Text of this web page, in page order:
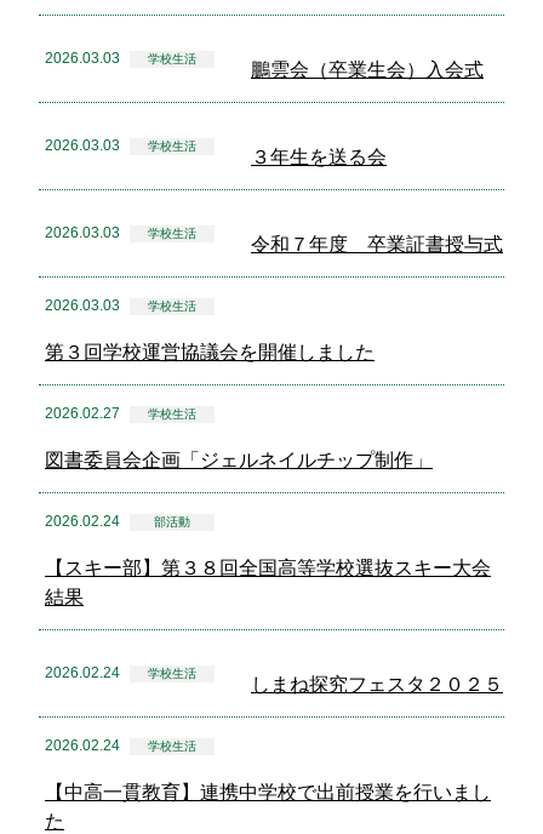
2026.03.03 学校生活 鵬雲会（卒業生会）入会式
2026.03.03 学校生活 ３年生を送る会
2026.03.03 学校生活 令和７年度 卒業証書授与式
2026.03.03 学校生活
第３回学校運営協議会を開催しました
2026.02.27 学校生活
図書委員会企画「ジェルネイルチップ制作」
2026.02.24 部活動
【スキー部】第３８回全国高等学校選抜スキー大会
結果
2026.02.24 学校生活 しまね探究フェスタ２０２５
2026.02.24 学校生活
【中高一貫教育】連携中学校で出前授業を行いまし
た